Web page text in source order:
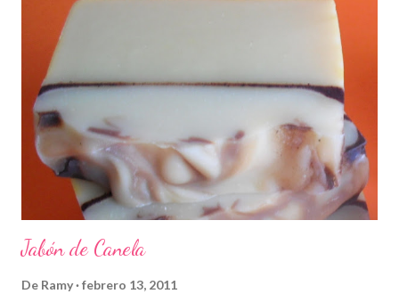
Jabón de Canela
De Ramy febrero 13, 2011